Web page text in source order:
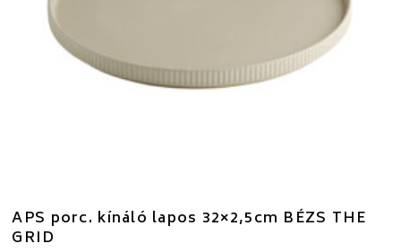
APS porc. kínáló lapos 32×2,5cm BÉZS THE
GRID